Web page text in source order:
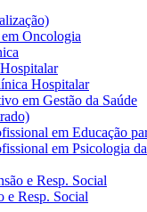
Oncologia
Hospitalar
em Gestão da Saúde
em Educação
em Psicologia
e Resp. Social
e Resp. Social